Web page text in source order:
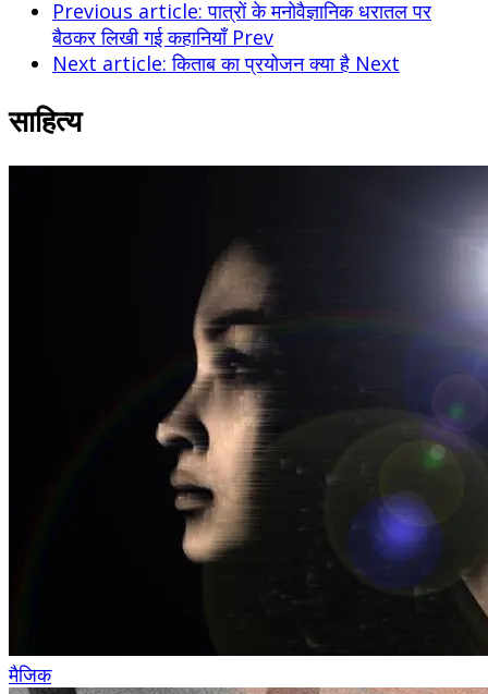
Previous article: पात्रों के मनोवैज्ञानिक धरातल पर
बैठकर लिखी गई कहानियाँ Prev
Next article: किताब का प्रयोजन क्या है Next
साहित्य
मैजिक